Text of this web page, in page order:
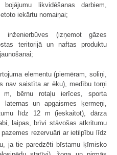
likvidēšanas darbiem,
iekārtu nomaiņai;
(izņemot gāzes
teritorijā un naftas produktu
elementu (piemēram, soliņi,
nav saistīta ar ēku), medību torņi
bērnu rotaļu ierīces, sporta
laternas un apgaismes ķermeņi,
līdz 12 m (ieskaitot), dārza
laipas, brīvi stāvošas atkritumu
rezervuāri ar ietilpību līdz
ja tie paredzēti bīstamu ķīmisko